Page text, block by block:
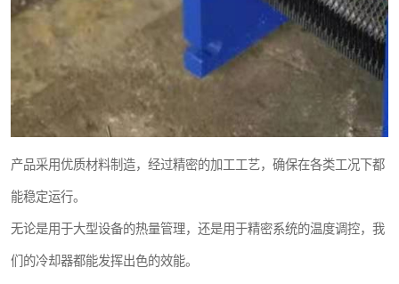
产品采用优质材料制造，经过精密的加工工艺，确保在各类工况下都
能稳定运行。
无论是用于大型设备的热量管理，还是用于精密系统的温度调控，我
们的冷却器都能发挥出色的效能。